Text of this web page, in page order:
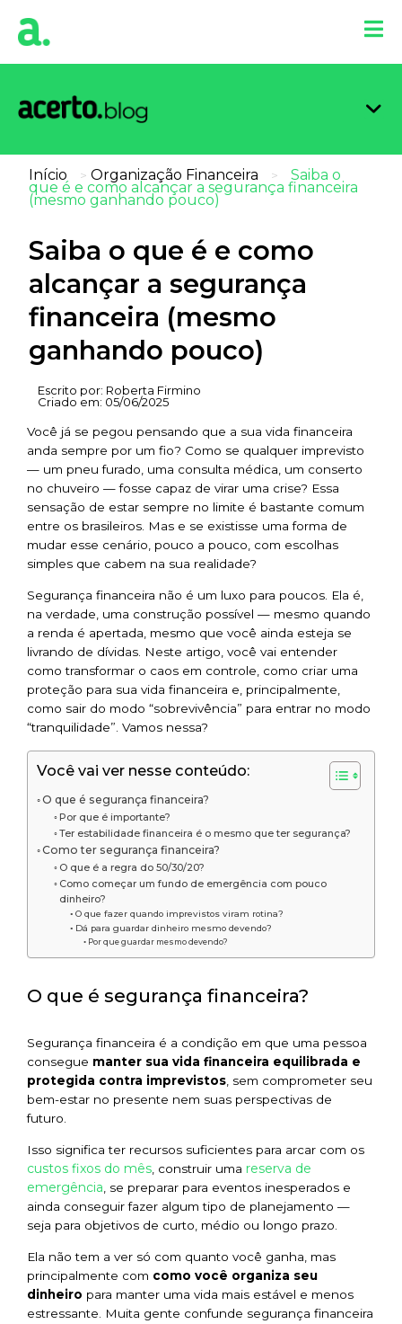
Início > Organização Financeira > Saiba o
que é e como alcançar a segurança financeira
(mesmo ganhando pouco)
Saiba o que é e como
alcançar a segurança
financeira (mesmo
ganhando pouco)
Escrito por: Roberta Firmino
Criado em: 05/06/2025
Você já se pegou pensando que a sua vida financeira
anda sempre por um fio? Como se qualquer imprevisto
— um pneu furado, uma consulta médica, um conserto
no chuveiro — fosse capaz de virar uma crise? Essa
sensação de estar sempre no limite é bastante comum
entre os brasileiros. Mas e se existisse uma forma de
mudar esse cenário, pouco a pouco, com escolhas
simples que cabem na sua realidade?
Segurança financeira não é um luxo para poucos. Ela é,
na verdade, uma construção possível — mesmo quando
a renda é apertada, mesmo que você ainda esteja se
livrando de dívidas. Neste artigo, você vai entender
como transformar o caos em controle, como criar uma
proteção para sua vida financeira e, principalmente,
como sair do modo “sobrevivência” para entrar no modo
“tranquilidade”. Vamos nessa?
Você vai ver nesse conteúdo:
O que é segurança financeira?
Por que é importante?
Ter estabilidade financeira é o mesmo que ter segurança?
Como ter segurança financeira?
O que é a regra do 50/30/20?
Como começar um fundo de emergência com pouco
dinheiro?
O que fazer quando imprevistos viram rotina?
Dá para guardar dinheiro mesmo devendo?
Por que guardar mesmo devendo?
O que é segurança financeira?
Segurança financeira é a condição em que uma pessoa
consegue manter sua vida financeira equilibrada e
protegida contra imprevistos , sem comprometer seu
bem-estar no presente nem suas perspectivas de
futuro.
Isso significa ter recursos suficientes para arcar com os
custos fixos do mês , construir uma reserva de
emergência , se preparar para eventos inesperados e
ainda conseguir fazer algum tipo de planejamento —
seja para objetivos de curto, médio ou longo prazo.
Ela não tem a ver só com quanto você ganha, mas
principalmente com como você organiza seu
dinheiro para manter uma vida mais estável e menos
estressante. Muita gente confunde segurança financeira